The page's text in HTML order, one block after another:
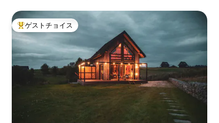
大好評のゲストチョイスです。
ゲストチョイス